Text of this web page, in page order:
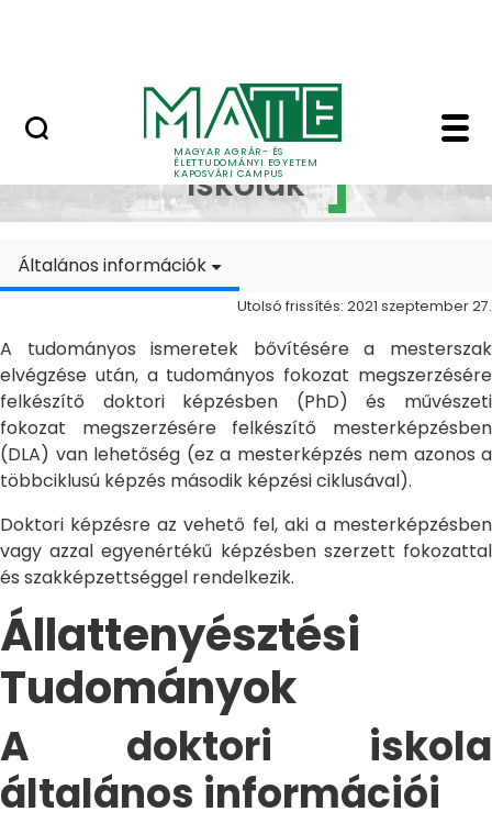
MAGYAR AGRÁR- ÉS
ÉLETTUDOMÁNYI EGYETEM
KAPOSVÁRI CAMPUS
Doktori Iskolák -
Doktori
Iskolák
Általános információk
Utolsó frissítés: 2021 szeptember 27.
A tudományos ismeretek bővítésére a mesterszak
elvégzése után, a tudományos fokozat megszerzésére
felkészítő doktori képzésben (PhD) és művészeti
fokozat megszerzésére felkészítő mesterképzésben
(DLA) van lehetőség (ez a mesterképzés nem azonos a
többciklusú képzés második képzési ciklusával).
Doktori képzésre az vehető fel, aki a mesterképzésben
vagy azzal egyenértékű képzésben szerzett fokozattal
és szakképzettséggel rendelkezik.
Állattenyésztési
Tudományok
A doktori iskola
általános információi